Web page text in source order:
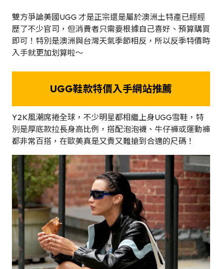
雙方爭論美國UGG 才是正宗還是屬於澳洲土特產已經經
歷了不少官司，但消費者只需要根據自己喜好、預算購買
即可！特別是澳洲與台灣天氣季節相反，所以反季特價時
入手就更加划算啦～
UGG鞋款特價入手網站推薦
Y2K風潮席捲全球，不少明星都相繼上身UGG雪鞋，特
別是厚底款拉長身高比例，搭配泡泡襪、牛仔褲或運動褲
都非常百搭，在歐美真是又貴又難搶到合適的尺碼！